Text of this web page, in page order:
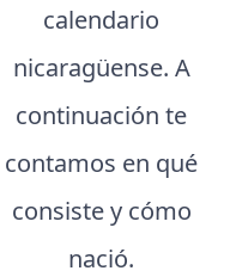
calendario
nicaragüense. A
continuación te
contamos en qué
consiste y cómo
nació.